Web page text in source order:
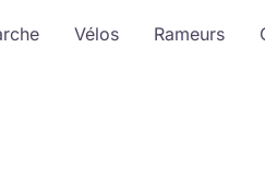
Vélos Rameurs